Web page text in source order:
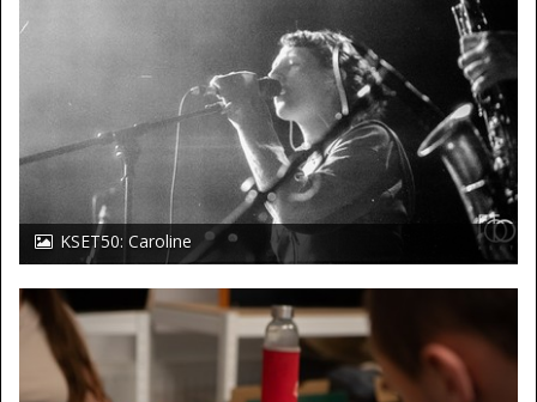
KSET50: Caroline